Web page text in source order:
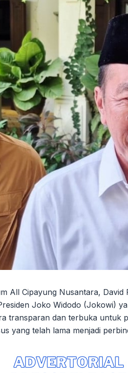
All Cipayung Nusantara,
Joko Widodo (Jokowi)
transparan dan terbuka untuk
yang telah lama menjadi